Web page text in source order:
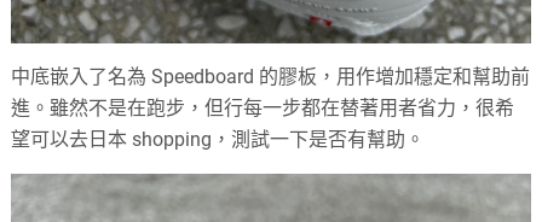
中底嵌入了名為 Speedboard 的膠板，用作增加穩定和幫助前
進。雖然不是在跑步，但行每一步都在替著用者省力，很希
望可以去日本 shopping，測試一下是否有幫助。